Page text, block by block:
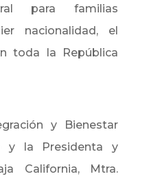
para familias
nacionalidad, el
toda la República
y Bienestar
y la Presidenta y
California, Mtra.